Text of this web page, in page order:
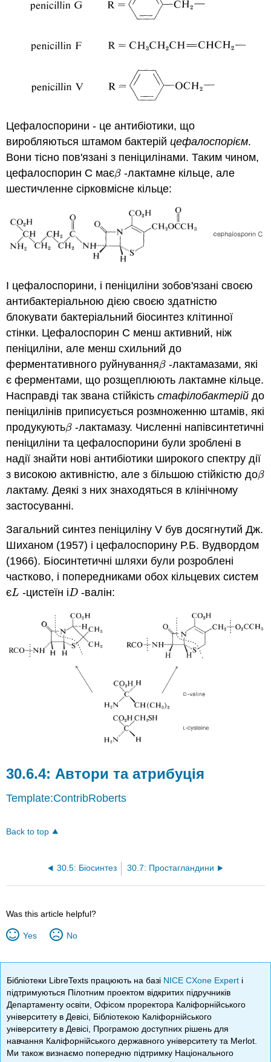
Цефалоспорини - це антибіотики, що
виробляються штамом бактерійцефалоспорієм.
Вони тісно пов'язані з пеніцилінами. Таким чином,
цефалоспорин С маєβ
β -лактамне кільце, але
шестичленне сірковмісне кільце:
І цефалоспорини, і пеніциліни зобов'язані своєю
антибактеріальною дією своєю здатністю
блокувати бактеріальний біосинтез клітинної
стінки. Цефалоспорин С менш активний, ніж
пеніциліни, але менш схильний до
ферментативного руйнуванняβ
β -лактамазами, які
є ферментами, що розщеплюють лактамне кільце.
Насправді так звана стійкістьстафілобактерій до
пеніцилінів приписується розмноженню штамів, які
продукуютьβ
β -лактамазу. Численні напівсинтетичні
пеніциліни та цефалоспорини були зроблені в
надії знайти нові антибіотики широкого спектру дії
з високою активністю, але з більшою стійкістю доβ
β
лактаму. Деякі з них знаходяться в клінічному
застосуванні.
Загальний синтез пеніциліну V був досягнутий Дж.
Шиханом (1957) і цефалоспорину Р.Б. Вудвордом
(1966). Біосинтетичні шляхи були розроблені
частково, і попередниками обох кільцевих систем
єL
L -цистеїн іD
D -валін:
Автори та атрибуція
Template:ContribRoberts
Back to top
30.5: Біосинтез 30.7: Простагландини
Was this article helpful?
Yes No
Бібліотеки LibreTexts працюють на базі NICE CXone Expert і
підтримуються Пілотним проектом відкритих підручників
Департаменту освіти, Офісом проректора Каліфорнійського
університету в Девісі, Бібліотекою Каліфорнійського
університету в Девісі, Програмою доступних рішень для
навчання Каліфорнійського державного університету та Merlot.
Ми також визнаємо попередню підтримку Національного